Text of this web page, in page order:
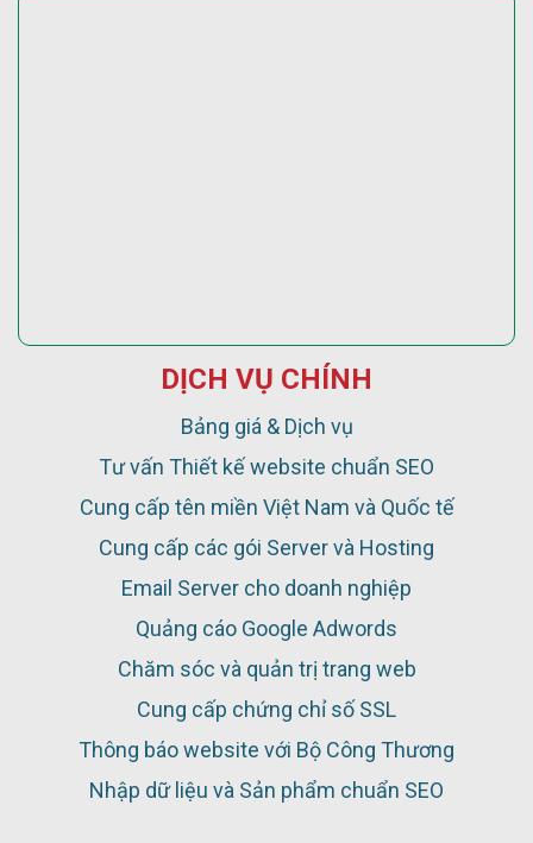
DỊCH VỤ CHÍNH
Bảng giá & Dịch vụ
Tư vấn Thiết kế website chuẩn SEO
Cung cấp tên miền Việt Nam và Quốc tế
Cung cấp các gói Server và Hosting
Email Server cho doanh nghiệp
Quảng cáo Google Adwords
Chăm sóc và quản trị trang web
Cung cấp chứng chỉ số SSL
Thông báo website với Bộ Công Thương
Nhập dữ liệu và Sản phẩm chuẩn SEO